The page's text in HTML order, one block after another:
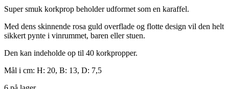
Super smuk korkprop beholder udformet som en karaffel.
Med dens skinnende rosa guld overflade og flotte design vil den helt
sikkert pynte i vinrummet, baren eller stuen.
Den kan indeholde op til 40 korkpropper.
Mål i cm: H: 20, B: 13, D: 7,5